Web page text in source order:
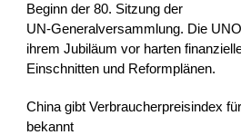
Beginn der 80. Sitzung der
UN‑Generalversammlung. Die
ihrem Jubiläum vor harten
Einschnitten und Reformplänen.
China gibt Verbraucherpreisindex
bekannt